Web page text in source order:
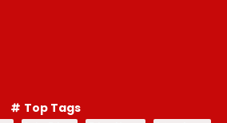
Top Tags